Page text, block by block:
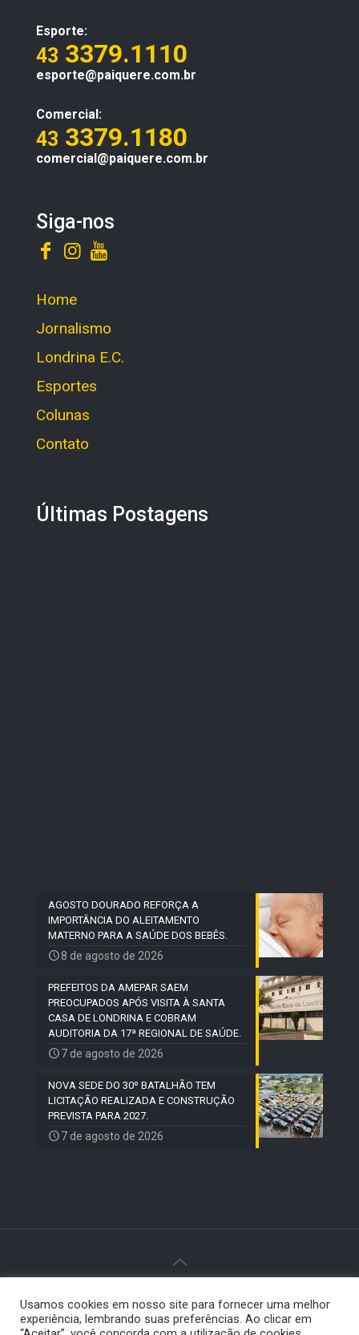
Esporte:
43 3379.1110
esporte@paiquere.com.br
Comercial:
43 3379.1180
comercial@paiquere.com.br
Siga-nos
Home
Jornalismo
Londrina E.C.
Esportes
Colunas
Contato
Últimas Postagens
AGOSTO DOURADO REFORÇA A
IMPORTÂNCIA DO ALEITAMENTO
MATERNO PARA A SAÚDE DOS BEBÊS.
8 de agosto de 2026
PREFEITOS DA AMEPAR SAEM
PREOCUPADOS APÓS VISITA À SANTA
CASA DE LONDRINA E COBRAM
AUDITORIA DA 17ª REGIONAL DE SAÚDE.
7 de agosto de 2026
NOVA SEDE DO 30º BATALHÃO TEM
LICITAÇÃO REALIZADA E CONSTRUÇÃO
PREVISTA PARA 2027.
7 de agosto de 2026
© 2024 Paiquerê - Todos os direitos reservados |
Desenvolvido porElemento Visual
Usamos cookies em nosso site para fornecer uma melhor
experiência, lembrando suas preferências. Ao clicar em